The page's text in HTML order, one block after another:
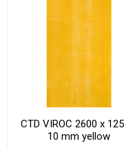
CTD VIROC 2600 x
10 mm yellow